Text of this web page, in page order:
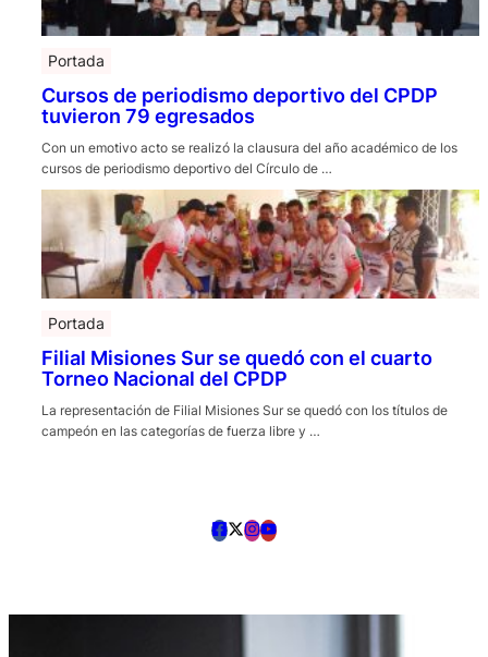
Portada
Cursos de periodismo deportivo del CPDP
tuvieron 79 egresados
Con un emotivo acto se realizó la clausura del año académico de los
cursos de periodismo deportivo del Círculo de …
Portada
Filial Misiones Sur se quedó con el cuarto
Torneo Nacional del CPDP
La representación de Filial Misiones Sur se quedó con los títulos de
campeón en las categorías de fuerza libre y …